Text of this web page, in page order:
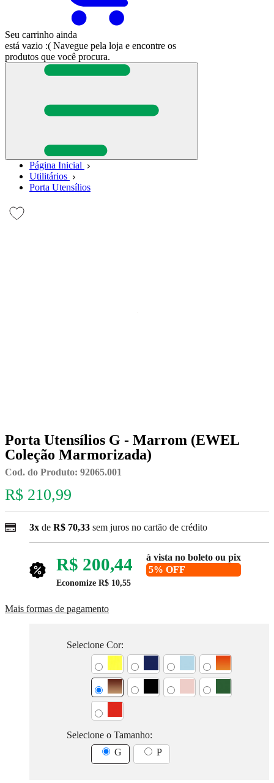
Seu carrinho ainda
está vazio :( Navegue pela loja e encontre os
produtos que você procura.
Página Inicial
Utilitários
Porta Utensílios
Porta Utensílios G - Marrom (EWEL
Coleção Marmorizada)
Cod. do Produto: 92065.001
R$ 210,99
3x de R$ 70,33 sem juros no cartão de crédito
R$ 200,44
à vista no boleto ou pix
5% OFF
Economize R$ 10,55
Mais formas de pagamento
Selecione Cor:
Selecione o Tamanho:
G
P